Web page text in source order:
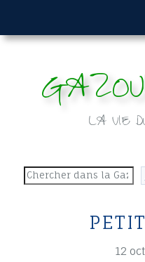
content
LA VIE
Rechercher
12